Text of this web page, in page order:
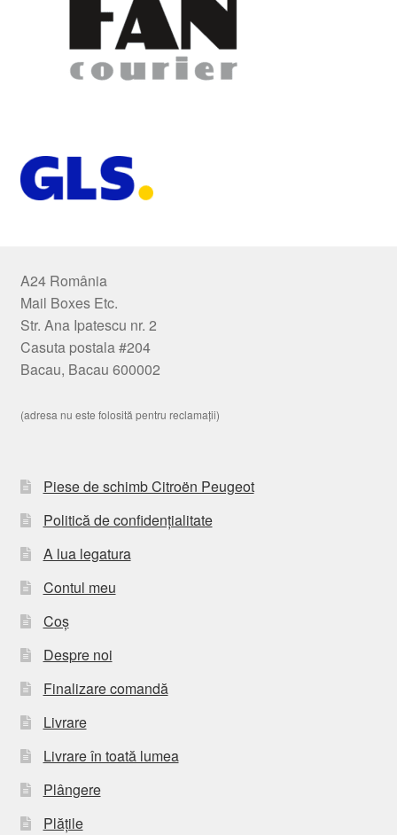
A24 România
Mail Boxes Etc.
Str. Ana Ipatescu nr. 2
Casuta postala #204
Bacau, Bacau 600002
(adresa nu este folosită pentru reclamații)
Piese de schimb Citroën Peugeot
Politică de confidențialitate
A lua legatura
Contul meu
Coș
Despre noi
Finalizare comandă
Livrare
Livrare în toată lumea
Plângere
Plățile